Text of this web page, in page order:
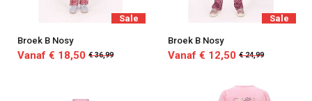
Sale
Broek B Nosy
Vanaf € 18,50 € 36,99
Sale
Broek B Nosy
Vanaf € 12,50 € 24,99